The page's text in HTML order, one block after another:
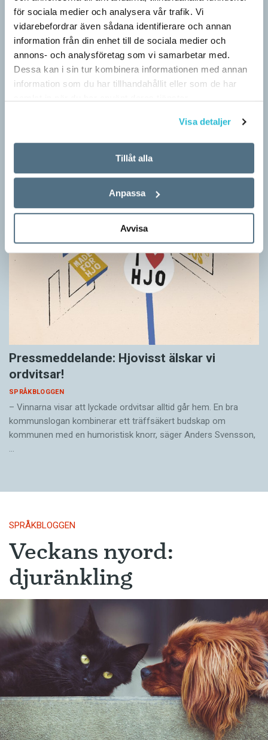
för sociala medier och analysera vår trafik. Vi
vidarebefordrar även sådana identifierare och annan
information från din enhet till de sociala medier och
annons- och analysföretag som vi samarbetar med.
Dessa kan i sin tur kombinera informationen med annan
information som du har tillhandahållit eller som de har
Visa detaljer
Tillåt alla
Anpassa
Avvisa
SPRÅKBLOGGEN
Grundsärskola byter namn till anpassad grundskola och
gymnasiesärskolan till anpassad gymnasieskola. En som har
stor del i att detta namnbyte sker är artonåriga Leo Lust…
Pressmeddelande: Hjovisst älskar vi
ordvitsar!
SPRÅKBLOGGEN
– Vinnarna visar att lyckade ordvitsar alltid går hem. En bra
kommunslogan kombinerar ett träffsäkert budskap om
kommunen med en humoristisk knorr, säger Anders Svensson,
…
SPRÅKBLOGGEN
Veckans nyord:
djuränkling